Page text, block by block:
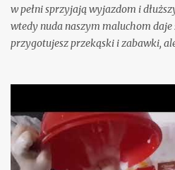
w pełni sprzyjają wyjazdom i
wtedy nuda naszym maluchom daje
przygotujesz przekąski i zabawki,
15 gier słownych, wśród których na
akurat dla Twojego dziecka lub
słowne, do których nie
akcesoriów, sprawdzą się więc